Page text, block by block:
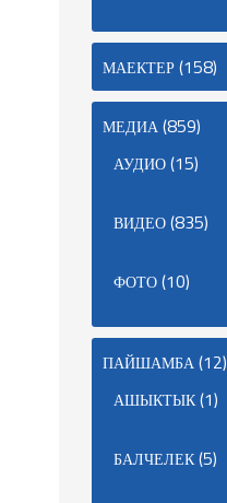
МАЕКТЕР(158)
МЕДИА(859)
АУДИО(15)
ВИДЕО(835)
ФОТО(10)
ПАЙШАМБА(12)
АШЫКТЫК(1)
БАЛЧЕЛЕК(5)